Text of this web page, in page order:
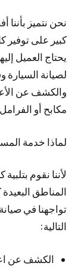
نحن نتميز
كبير على توفير
يحتاج العميل
لصيانة
والكشف عن
مكابح أو
لماذا خدمة
لأننا نقوم
المناطق
تواجهنا في
التالية:
الكشف عن